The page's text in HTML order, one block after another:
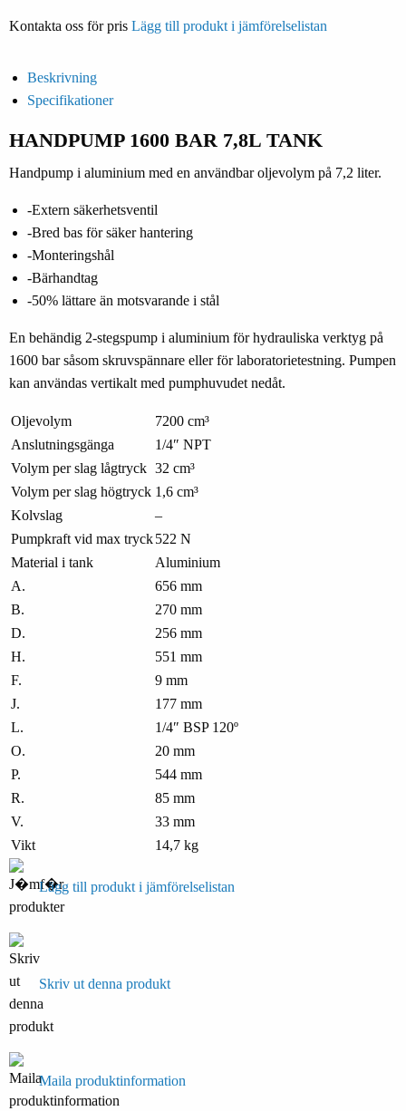
Kontakta oss för pris Lägg till produkt i jämförelselistan
Beskrivning
Specifikationer
HANDPUMP 1600 BAR 7,8L TANK
Handpump i aluminium med en användbar oljevolym på 7,2 liter.
-Extern säkerhetsventil
-Bred bas för säker hantering
-Monteringshål
-Bärhandtag
-50% lättare än motsvarande i stål
En behändig 2-stegspump i aluminium för hydrauliska verktyg på
1600 bar såsom skruvspännare eller för laboratorietestning. Pumpen
kan användas vertikalt med pumphuvudet nedåt.
Oljevolym
7200 cm³
Anslutningsgänga
1/4″ NPT
Volym per slag lågtryck 32 cm³
Volym per slag högtryck 1,6 cm³
Kolvslag
–
Pumpkraft vid max tryck522 N
Material i tank
Aluminium
A.
656 mm
B.
270 mm
D.
256 mm
H.
551 mm
F.
9 mm
J.
177 mm
L.
1/4″ BSP 120º
O.
20 mm
P.
544 mm
R.
85 mm
V.
33 mm
Vikt
14,7 kg
Lägg till produkt i jämförelselistan
Skriv ut denna produkt
Maila produktinformation